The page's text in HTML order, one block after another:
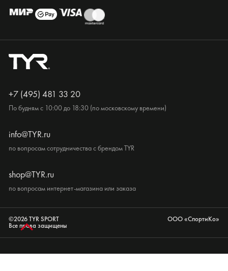
+7 (495) 481 33 20
По будням с 10:00 до 18:30 (по московскому времени)
info@TYR.ru
по вопросам сотрудничества с брендом TYR
shop@TYR.ru
по вопросам интернет-магазина или заказа
©2026 TYR SPORT
Все права защищены
ООО «СпортиКо»